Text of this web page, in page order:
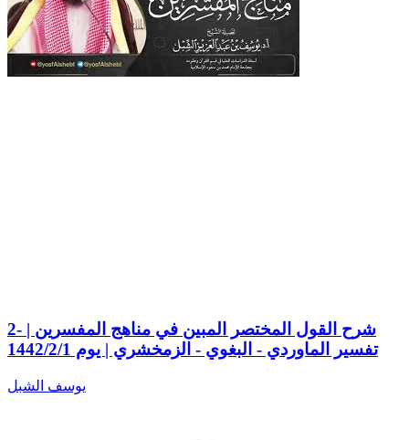
2- شرح القول المختصر المبين في مناهج المفسرين |
تفسير الماوردي - البغوي - الزمخشري | يوم 1442/2/1
يوسف الشبل